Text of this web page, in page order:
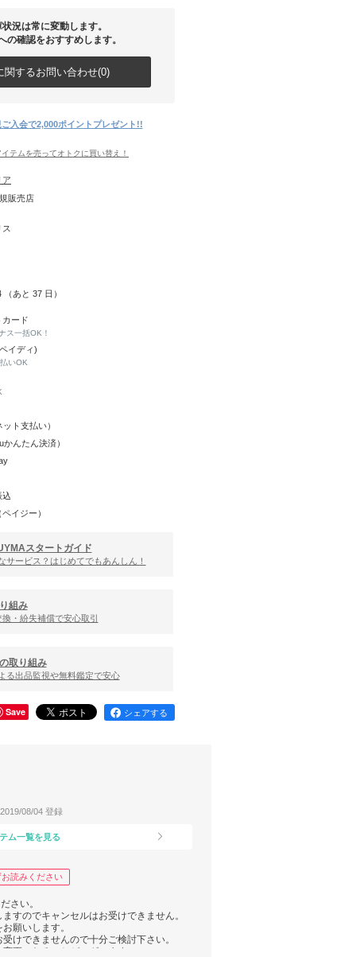
況は常に変動します。
の確認をおすすめします。
関するお問い合わせ(0)
ご入会で2,000ポイントプレゼント!!
テムを売ってオトクに買い替え！
ア
販売店
ス
（あと 37 日）
カード
ス一括OK！
イディ)
いOK
ット支払い）
かんたん決済）
込
イジー）
スタートガイド
サービス？はじめてでもあんしん！
組み
・紛失補償で安心取引
取り組み
る出品監視や無料鑑定で安心
Save シェアする
2019/08/04 登録
ム一覧を見る
読みください
さい。
すのでキャンセルはお受けできません。
願いします。
けできませんので十分ご検討下さい。
更になることがございます。